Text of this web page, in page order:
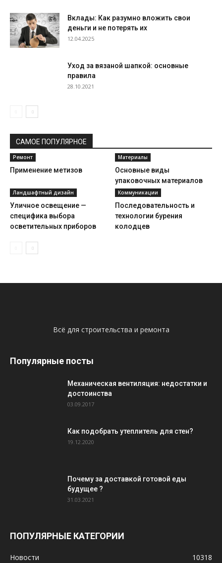
Вклады: Как разумно вложить свои
деньги и не потерять их
12.04.2025
Уход за вязаной шапкой: основные
правила
28.10.2021
САМОЕ ПОПУЛЯРНОЕ
Ремонт
Применение метизов
Материалы
Основные виды
упаковочных материалов
Ландшафтный дизайн
Уличное освещение —
специфика выбора
осветительных приборов
Коммуникации
Последовательность и
технологии бурения
колодцев
Всё для строительства и ремонта
Популярные посты
Механическая вентиляция: недостатки и
достоинства
03.09.2017
Как подобрать утеплитель для стен?
19.12.2020
Почему за доставкой готовой еды
будущее ?
31.03.2021
ПОПУЛЯРНЫЕ КАТЕГОРИИ
Новости 10318